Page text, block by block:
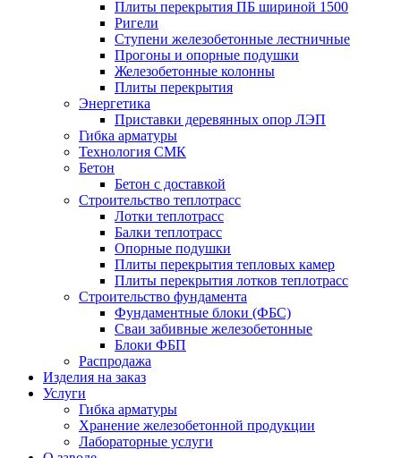
Плиты перекрытия ПБ шириной 1500
Ригели
Ступени железобетонные лестничные
Прогоны и опорные подушки
Железобетонные колонны
Плиты перекрытия
Энергетика
Приставки деревянных опор ЛЭП
Гибка арматуры
Технология СМК
Бетон
Бетон с доставкой
Строительство теплотрасс
Лотки теплотрасс
Балки теплотрасс
Опорные подушки
Плиты перекрытия тепловых камер
Плиты перекрытия лотков теплотрасс
Строительство фундамента
Фундаментные блоки (ФБС)
Сваи забивные железобетонные
Блоки ФБП
Распродажа
Изделия на заказ
Услуги
Гибка арматуры
Хранение железобетонной продукции
Лабораторные услуги